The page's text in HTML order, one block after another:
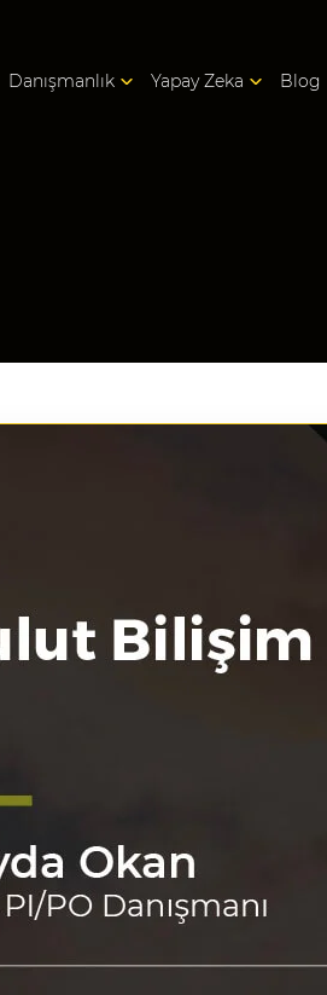
Danışmanlık Yapay Zeka Blog